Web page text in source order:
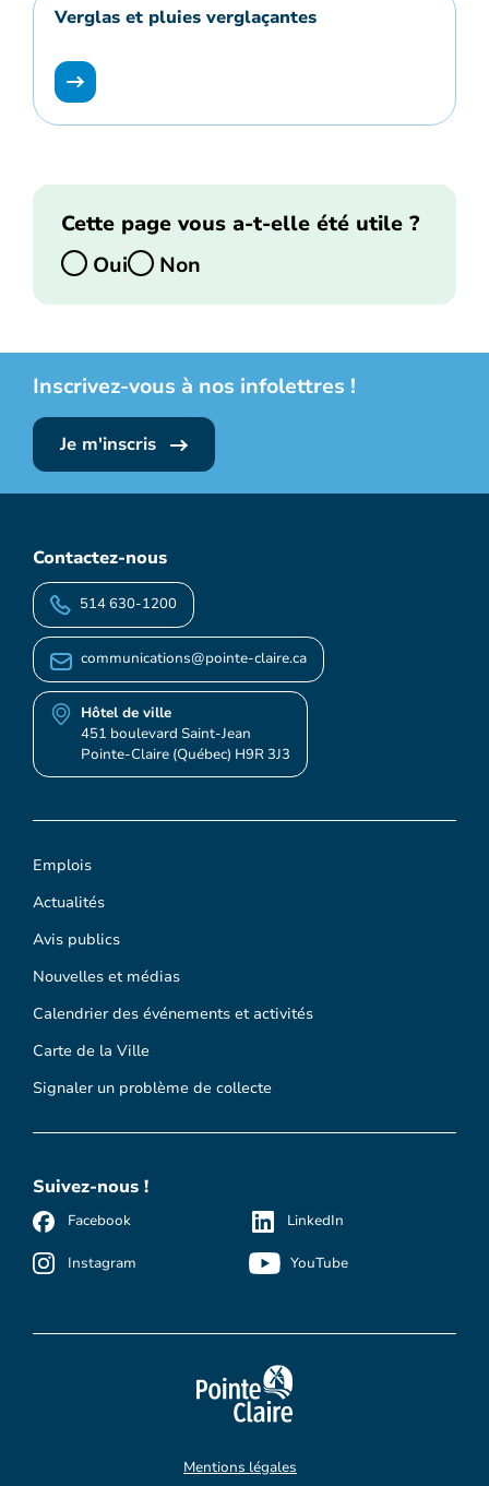
Verglas et pluies verglaçantes
Cette page vous a-t-elle été utile ?
Oui
Non
Inscrivez-vous à nos infolettres !
Je m'inscris
Emplois
Actualités
Avis publics
Nouvelles et médias
Calendrier des événements et activités
Carte de la Ville
Signaler un problème de collecte
Contactez-nous
514 630-1200
communications@pointe-claire.ca
Hôtel de ville
451 boulevard Saint-Jean
Pointe-Claire (Québec) H9R 3J3
Suivez-nous !
Facebook
Instagram
LinkedIn
YouTube
Mentions légales